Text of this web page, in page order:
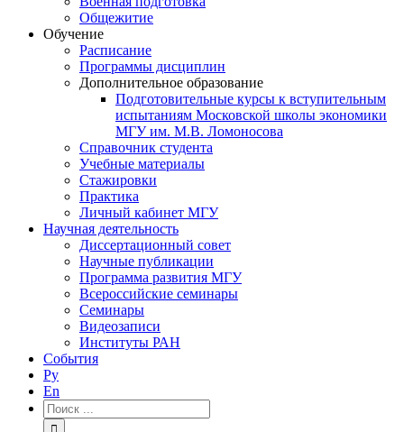
Общежитие
Обучение
Расписание
Программы дисциплин
Дополнительное образование
Подготовительные курсы к вступительным
испытаниям Московской школы экономики
МГУ им. М.В. Ломоносова
Справочник студента
Учебные материалы
Стажировки
Практика
Личный кабинет МГУ
Научная деятельность
Диссертационный совет
Научные публикации
Программа развития МГУ
Всероссийские семинары
Семинары
Видеозаписи
Институты РАН
События
Ру
En
Результат
поиска: